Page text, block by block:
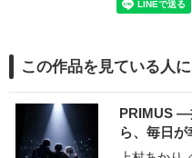
この作品を見ている人
PRIMUS ―
ら、毎日